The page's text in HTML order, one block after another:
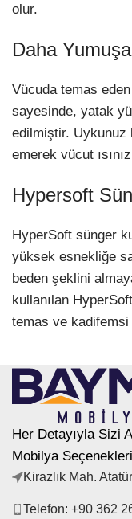
olur.
Daha
Vücuda temas
sayesinde, yatak
edilmiştir. Uykunuz
emerek vücut
Hypersoft
HyperSoft sünger
yüksek esnekliğe
beden şeklini
kullanılan
temas ve kadifemsi
Her Detayıyla Sizi
Mobilya
Kirazlık Mah.
Telefon: +90 362